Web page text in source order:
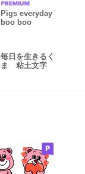
Pigs everyday
boo boo
毎日を生きるく
ま 粘土文字